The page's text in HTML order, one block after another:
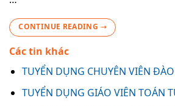
CONTINUE READING →
Các tin khác
TUYỂN DỤNG CHUYÊN VIÊN
TUYỂN DỤNG GIÁO VIÊN TOÁN